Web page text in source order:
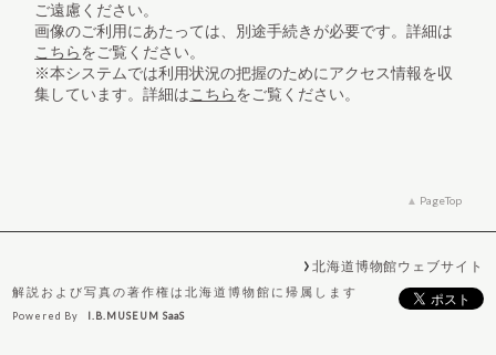
ご遠慮ください。
画像のご利用にあたっては、別途手続きが必要です。詳細は
こちらをご覧ください。
※本システムでは利用状況の把握のためにアクセス情報を収
集しています。詳細はこちらをご覧ください。
PageTop
北海道博物館ウェブサイト
解説および写真の著作権は北海道博物館に帰属します
Powered By I.B.MUSEUM SaaS